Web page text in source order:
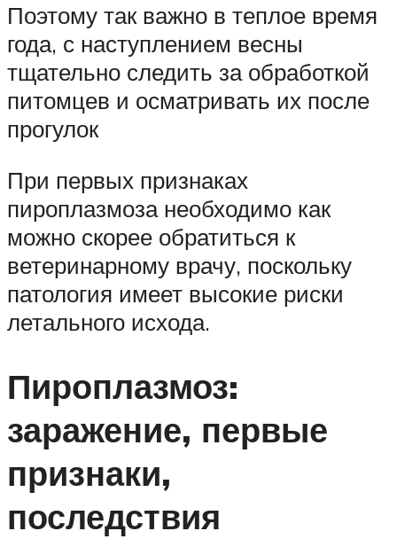
Поэтому так важно в теплое время
года, с наступлением весны
тщательно следить за обработкой
питомцев и осматривать их после
прогулок
При первых признаках
пироплазмоза необходимо как
можно скорее обратиться к
ветеринарному врачу, поскольку
патология имеет высокие риски
летального исхода.
Пироплазмоз:
заражение, первые
признаки,
последствия